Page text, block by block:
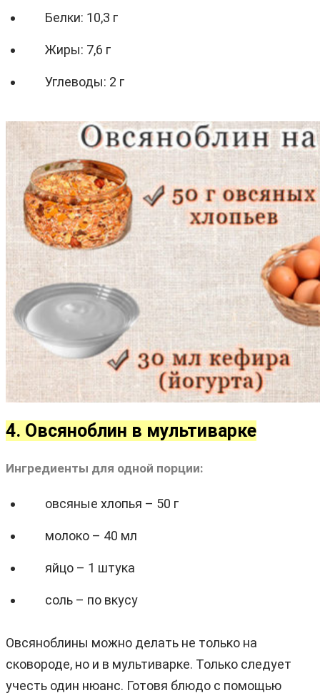
Белки: 10,3 г
Жиры: 7,6 г
Углеводы: 2 г
4. Овсяноблин в мультиварке
Ингредиенты для одной порции:
овсяные хлопья – 50 г
молоко – 40 мл
яйцо – 1 штука
соль – по вкусу
Овсяноблины можно делать не только на
сковороде, но и в мультиварке. Только следует
учесть один нюанс. Готовя блюдо с помощью